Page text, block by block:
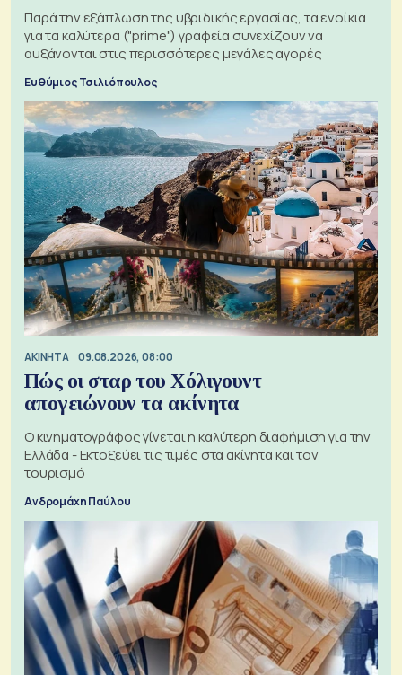
Παρά την εξάπλωση της υβριδικής εργασίας, τα ενοίκια
για τα καλύτερα ("prime") γραφεία συνεχίζουν να
αυξάνονται στις περισσότερες μεγάλες αγορές
Ευθύμιος Τσιλιόπουλος
ΑΚΙΝΗΤΑ 09.08.2026, 08:00
Πώς οι σταρ του Χόλιγουντ
απογειώνουν τα ακίνητα
Ο κινηματογράφος γίνεται η καλύτερη διαφήμιση για την
Ελλάδα - Εκτοξεύει τις τιμές στα ακίνητα και τον
τουρισμό
Ανδρομάχη Παύλου